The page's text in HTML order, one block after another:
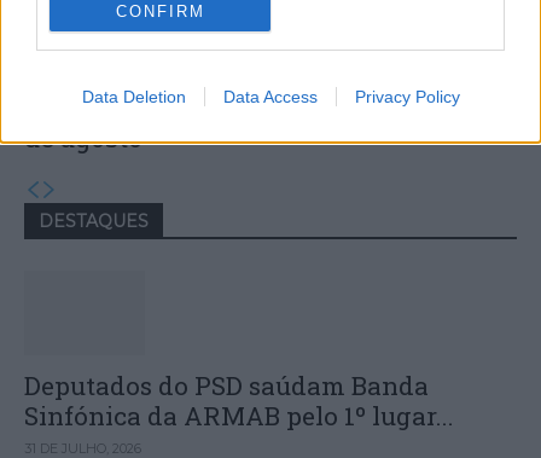
CONFIRM
Data Deletion Data Access Privacy Policy
Colheita de sangue regressa ao
Hospital Sousa Martins durante o mês
de agosto
DESTAQUES
Deputados do PSD saúdam Banda
Sinfónica da ARMAB pelo 1º lugar...
31 DE JULHO, 2026